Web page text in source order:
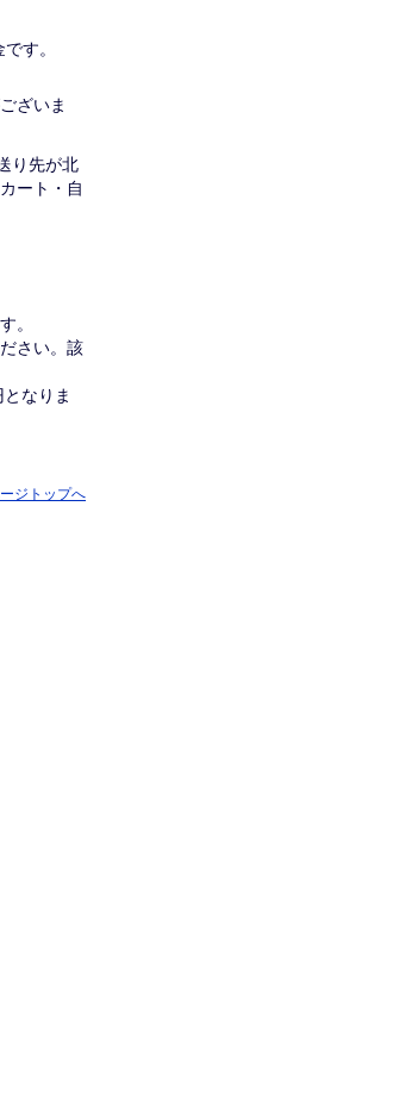
す。
ざいま
り先が北
ート・自
。
さい。該
なりま
ジトップへ